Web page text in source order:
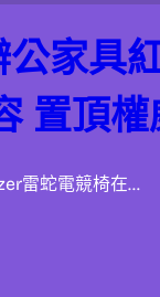
家具
置頂
雷蛇電競椅在…